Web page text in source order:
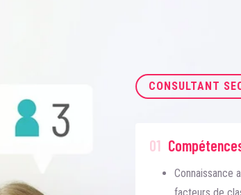
CONSULTANT
01
Connaissance